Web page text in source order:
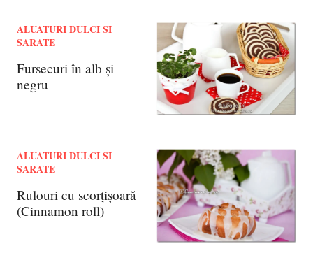
ALUATURI DULCI SI
SARATE
Fursecuri în alb și
negru
ALUATURI DULCI SI
SARATE
Rulouri cu scorţişoară
(Cinnamon roll)